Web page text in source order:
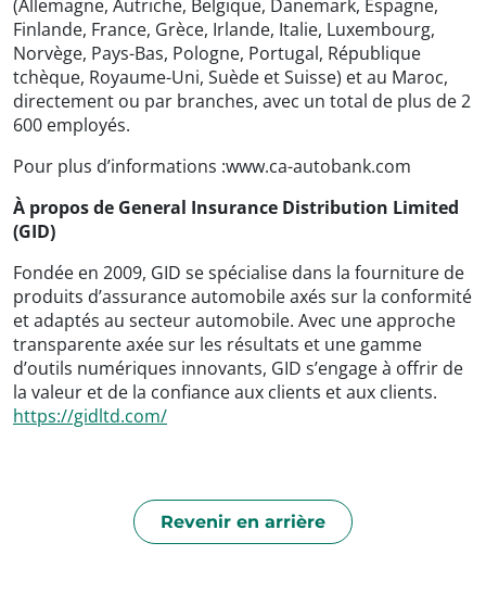
(Allemagne, Autriche, Belgique, Danemark, Espagne,
Finlande, France, Grèce, Irlande, Italie, Luxembourg,
Norvège, Pays-Bas, Pologne, Portugal, République
tchèque, Royaume-Uni, Suède et Suisse) et au Maroc,
directement ou par branches, avec un total de plus de 2
600 employés.
Pour plus d’informations :www.ca-autobank.com
À propos de General Insurance Distribution Limited
(GID)
Fondée en 2009, GID se spécialise dans la fourniture de
produits d’assurance automobile axés sur la conformité
et adaptés au secteur automobile. Avec une approche
transparente axée sur les résultats et une gamme
d’outils numériques innovants, GID s’engage à offrir de
la valeur et de la confiance aux clients et aux clients.
https://gidltd.com/
Revenir en arrière